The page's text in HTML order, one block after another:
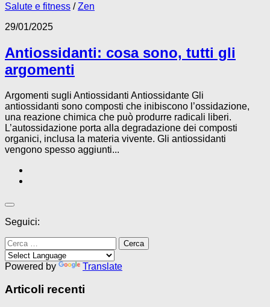
Salute e fitness /Zen
29/01/2025
Antiossidanti: cosa sono, tutti gli
argomenti
Argomenti sugli Antiossidanti Antiossidante Gli
antiossidanti sono composti che inibiscono l’ossidazione,
una reazione chimica che può produrre radicali liberi.
L’autossidazione porta alla degradazione dei composti
organici, inclusa la materia vivente. Gli antiossidanti
vengono spesso aggiunti...
Seguici:
Ricerca
per:
Powered by
Translate
Articoli recenti